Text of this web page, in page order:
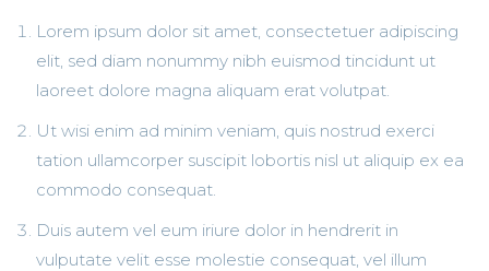
Lorem ipsum dolor sit amet, consectetuer adipiscing
elit, sed diam nonummy nibh euismod tincidunt ut
laoreet dolore magna aliquam erat volutpat.
Ut wisi enim ad minim veniam, quis nostrud exerci
tation ullamcorper suscipit lobortis nisl ut aliquip ex ea
commodo consequat.
Duis autem vel eum iriure dolor in hendrerit in
vulputate velit esse molestie consequat, vel illum